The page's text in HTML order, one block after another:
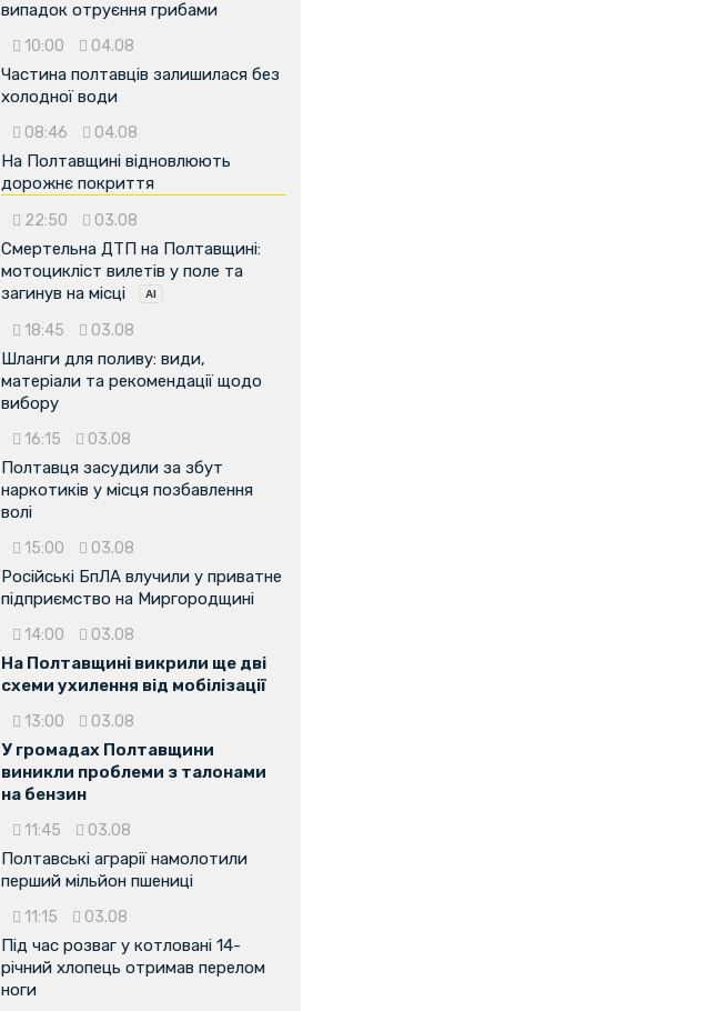
випадок отруєння грибами
10:00 04.08
Частина полтавців залишилася без
холодної води
08:46 04.08
На Полтавщині відновлюють
дорожнє покриття
22:50 03.08
Смертельна ДТП на Полтавщині:
мотоцикліст вилетів у поле та
загинув на місці
18:45 03.08
Шланги для поливу: види,
матеріали та рекомендації щодо
вибору
16:15 03.08
Полтавця засудили за збут
наркотиків у місця позбавлення
волі
15:00 03.08
Російські БпЛА влучили у приватне
підприємство на Миргородщині
14:00 03.08
На Полтавщині викрили ще дві
схеми ухилення від мобілізації
13:00 03.08
У громадах Полтавщини
виникли проблеми з талонами
на бензин
11:45 03.08
Полтавські аграрії намолотили
перший мільйон пшениці
11:15 03.08
Під час розваг у котловані 14-
річний хлопець отримав перелом
ноги